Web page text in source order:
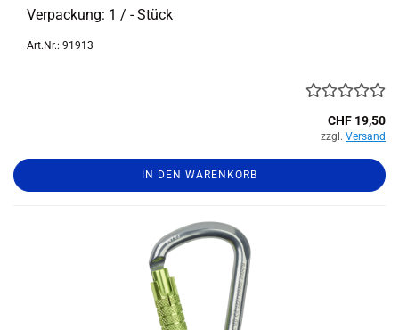
Ver­pa­ckung: 1 / - Stück
Art.Nr.: 91913
CHF 19,50
zzgl. Versand
IN DEN WARENKORB